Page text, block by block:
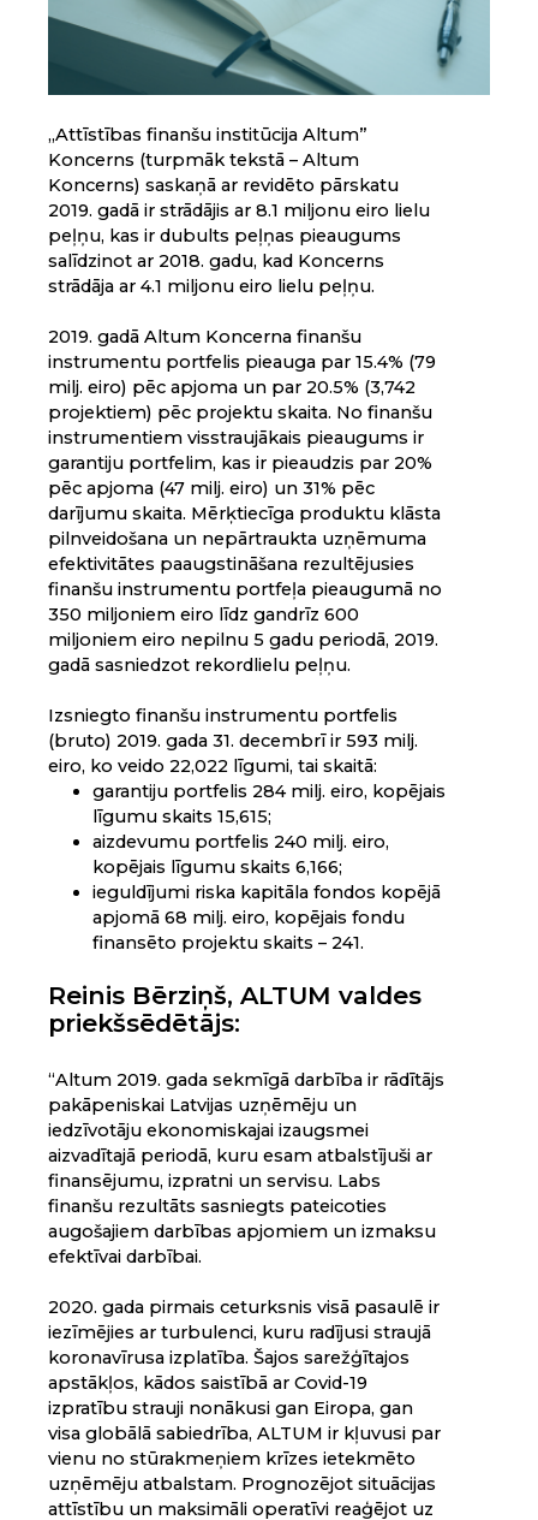
„Attīstības finanšu institūcija Altum”
Koncerns (turpmāk tekstā – Altum
Koncerns) saskaņā ar revidēto pārskatu
2019. gadā ir strādājis ar 8.1 miljonu eiro lielu
peļņu, kas ir dubults peļņas pieaugums
salīdzinot ar 2018. gadu, kad Koncerns
strādāja ar 4.1 miljonu eiro lielu peļņu.
2019. gadā Altum Koncerna finanšu
instrumentu portfelis pieauga par 15.4% (79
milj. eiro) pēc apjoma un par 20.5% (3,742
projektiem) pēc projektu skaita. No finanšu
instrumentiem visstraujākais pieaugums ir
garantiju portfelim, kas ir pieaudzis par 20%
pēc apjoma (47 milj. eiro) un 31% pēc
darījumu skaita. Mērķtiecīga produktu klāsta
pilnveidošana un nepārtraukta uzņēmuma
efektivitātes paaugstināšana rezultējusies
finanšu instrumentu portfeļa pieaugumā no
350 miljoniem eiro līdz gandrīz 600
miljoniem eiro nepilnu 5 gadu periodā, 2019.
gadā sasniedzot rekordlielu peļņu.
Izsniegto finanšu instrumentu portfelis
(bruto) 2019. gada 31. decembrī ir 593 milj.
eiro, ko veido 22,022 līgumi, tai skaitā:
garantiju portfelis 284 milj. eiro, kopējais
līgumu skaits 15,615;
aizdevumu portfelis 240 milj. eiro,
kopējais līgumu skaits 6,166;
ieguldījumi riska kapitāla fondos kopējā
apjomā 68 milj. eiro, kopējais fondu
finansēto projektu skaits – 241.
Reinis Bērziņš, ALTUM valdes
priekšsēdētājs:
“Altum 2019. gada sekmīgā darbība ir rādītājs
pakāpeniskai Latvijas uzņēmēju un
iedzīvotāju ekonomiskajai izaugsmei
aizvadītajā periodā, kuru esam atbalstījuši ar
finansējumu, izpratni un servisu. Labs
finanšu rezultāts sasniegts pateicoties
augošajiem darbības apjomiem un izmaksu
efektīvai darbībai.
2020. gada pirmais ceturksnis visā pasaulē ir
iezīmējies ar turbulenci, kuru radījusi straujā
koronavīrusa izplatība. Šajos sarežģītajos
apstākļos, kādos saistībā ar Covid-19
izpratību strauji nonākusi gan Eiropa, gan
visa globālā sabiedrība, ALTUM ir kļuvusi par
vienu no stūrakmeņiem krīzes ietekmēto
uzņēmēju atbalstam. Prognozējot situācijas
attīstību un maksimāli operatīvi reaģējot uz